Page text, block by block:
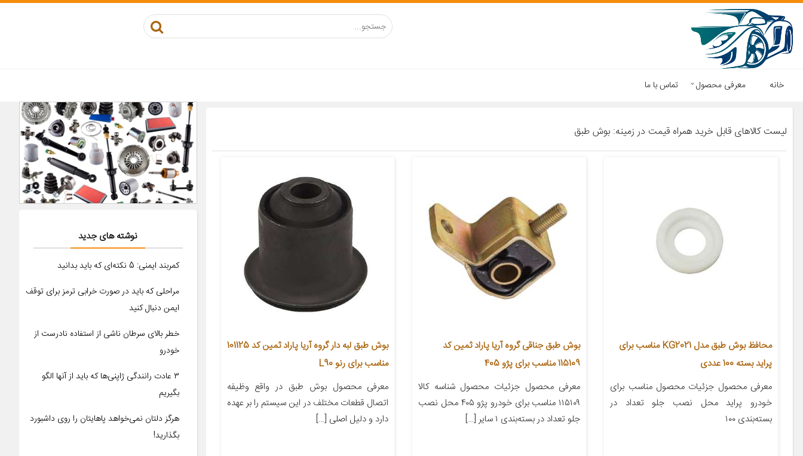
خانه معرفی محصول تماس با ما
لیست کالاهای قابل خرید همراه قیمت در زمینه: بوش طبق
محافظ بوش طبق مدل KG2021 مناسب برای
پراید بسته 100 عددی
معرفی محصول جزئیات محصول مناسب برای
خودرو پراید محل نصب جلو تعداد در
بسته‌بندی ۱۰۰
بوش طبق جناقی گروه آریا پاراد ثمین کد
115109 مناسب برای پژو 405
معرفی محصول جزئیات محصول شناسه کالا
۱۱۵۱۰۹ مناسب برای خودرو پژو ۴۰۵ محل نصب
جلو تعداد در بسته‌بندی ۱ سایر […]
بوش طبق لبه دار گروه آریا پاراد ثمین کد 101125
مناسب برای رنو L90
معرفی محصول بوش طبق در واقع وظیفه
اتصال قطعات مختلف در این سیستم را بر عهده
دارد و دلیل اصلی […]
نوشته های جدید
کمربند ایمنی: 5 نکته‌ای که باید بدانید
مراحلی که باید در صورت خرابی ترمز برای توقف
ایمن دنبال کنید
خطر بالای سرطان ناشی از استفاده نادرست از
خودرو
۳ عادت رانندگی ژاپنی‌ها که باید از آنها الگو
بگیریم
هرگز دلتان نمی‌خواهد پاهایتان را روی داشبورد
بگذارید!